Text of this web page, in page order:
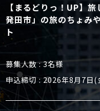
【まるどりっ！UP】
発田市」の旅のちょみ
ト
募集人数
3名様
申込締切
2026年8月7日(